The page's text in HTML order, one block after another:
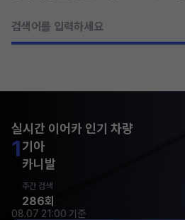
검색어를 입력하세요
실시간 이어카 인기 차량
1기아
카니발
주간 검색
286회
08.07 21:00 기준